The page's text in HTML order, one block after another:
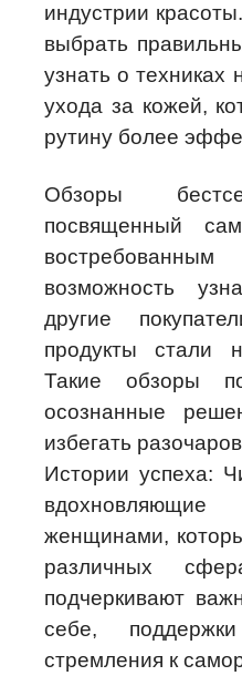
индустрии
выбрать
узнать о техниках
ухода за кожей,
рутину более
Обзоры
посвященный
возможность
другие
продукты стали
Такие обзоры
осознанные
избегать
Истории успеха:
женщинами,
различных
подчеркивают
себе,
стремления к